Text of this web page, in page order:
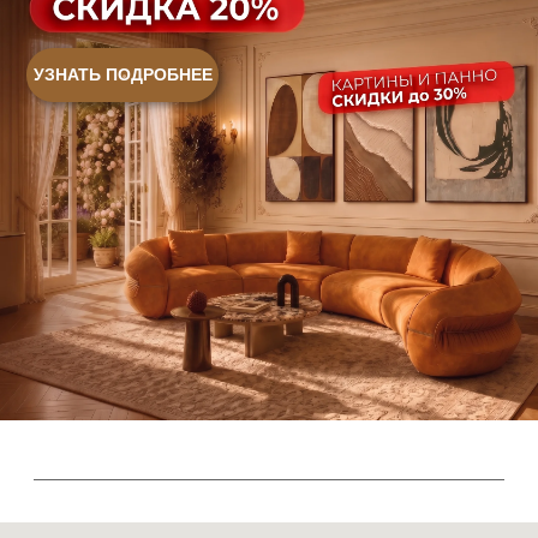
© 2026 Sky Living
Политика конфиденциальности
+7 (932) 021-99-97
Политика возврата товаров
Sales@skyliving.ru
Telegram и YouTube ограничены на территории РФ
(на основании ФЗ-149 "Об информации")